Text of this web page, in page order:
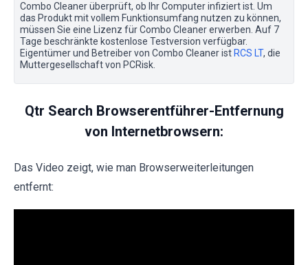
Combo Cleaner überprüft, ob Ihr Computer infiziert ist. Um
das Produkt mit vollem Funktionsumfang nutzen zu können,
müssen Sie eine Lizenz für Combo Cleaner erwerben. Auf 7
Tage beschränkte kostenlose Testversion verfügbar.
Eigentümer und Betreiber von Combo Cleaner ist RCS LT, die
Muttergesellschaft von PCRisk.
Qtr Search Browserentführer-Entfernung
von Internetbrowsern:
Das Video zeigt, wie man Browserweiterleitungen
entfernt: